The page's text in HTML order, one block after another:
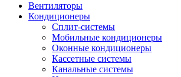
Вентиляторы
Кондиционеры
Сплит-системы
Мобильные кондиционеры
Оконные кондиционеры
Кассетные системы
Канальные системы